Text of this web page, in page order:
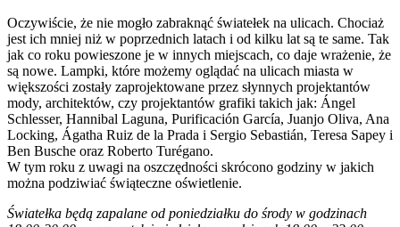
Oczywiście, że nie mogło zabraknąć światełek na ulicach. Chociaż
jest ich mniej niż w poprzednich latach i od kilku lat są te same. Tak
jak co roku powieszone je w innych miejscach, co daje wrażenie, że
są nowe. Lampki, które możemy oglądać na ulicach miasta w
większości zostały zaprojektowane przez słynnych projektantów
mody, architektów, czy projektantów grafiki takich jak: Ángel
Schlesser, Hannibal Laguna, Purificación García, Juanjo Oliva, Ana
Locking, Ágatha Ruiz de la Prada i Sergio Sebastián, Teresa Sapey i
Ben Busche oraz Roberto Turégano.
W tym roku z uwagi na oszczędności skrócono godziny w jakich
można podziwiać świąteczne oświetlenie.
Światełka będą zapalane od poniedziałku do środy w godzinach